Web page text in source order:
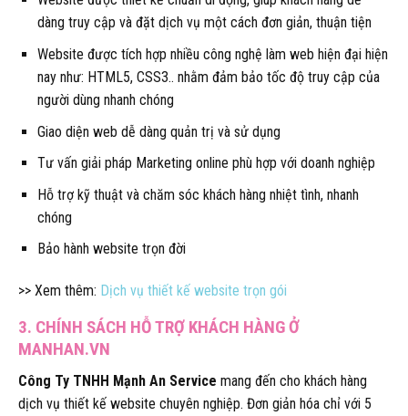
dàng truy cập và đặt dịch vụ một cách đơn giản, thuận tiện
Website được tích hợp nhiều công nghệ làm web hiện đại hiện
nay như: HTML5, CSS3.. nhằm đảm bảo tốc độ truy cập của
người dùng nhanh chóng
Giao diện web dễ dàng quản trị và sử dụng
Tư vấn giải pháp Marketing online phù hợp với doanh nghiệp
Hỗ trợ kỹ thuật và chăm sóc khách hàng nhiệt tình, nhanh
chóng
Bảo hành website trọn đời
>> Xem thêm: Dịch vụ thiết kế website trọn gói
3. CHÍNH SÁCH HỖ TRỢ KHÁCH HÀNG Ở
MANHAN.VN
Công Ty TNHH Mạnh An Service mang đến cho khách hàng
dịch vụ thiết kế website chuyên nghiệp. Đơn giản hóa chỉ với 5